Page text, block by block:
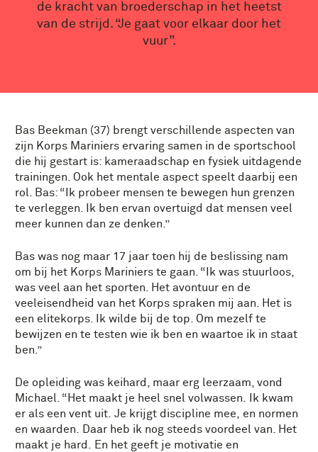
de kracht van broederschap in het heetst
van de strijd. “Je gaat voor elkaar door het
vuur”.
Bas Beekman (37) brengt verschillende aspecten van
zijn Korps Mariniers ervaring samen in de sportschool
die hij gestart is: kameraadschap en fysiek uitdagende
trainingen. Ook het mentale aspect speelt daarbij een
rol. Bas: “Ik probeer mensen te bewegen hun grenzen
te verleggen. Ik ben ervan overtuigd dat mensen veel
meer kunnen dan ze denken.”
Bas was nog maar 17 jaar toen hij de beslissing nam
om bij het Korps Mariniers te gaan. “Ik was stuurloos,
was veel aan het sporten. Het avontuur en de
veeleisendheid van het Korps spraken mij aan. Het is
een elitekorps. Ik wilde bij de top. Om mezelf te
bewijzen en te testen wie ik ben en waartoe ik in staat
ben.”
De opleiding was keihard, maar erg leerzaam, vond
Michael. “Het maakt je heel snel volwassen. Ik kwam
er als een vent uit. Je krijgt discipline mee, en normen
en waarden. Daar heb ik nog steeds voordeel van. Het
maakt je hard. En het geeft je motivatie en